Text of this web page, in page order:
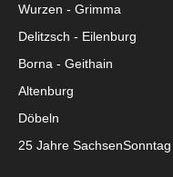
Wurzen - Grimma
Delitzsch - Eilenburg
Borna - Geithain
Altenburg
Döbeln
25 Jahre SachsenSonntag